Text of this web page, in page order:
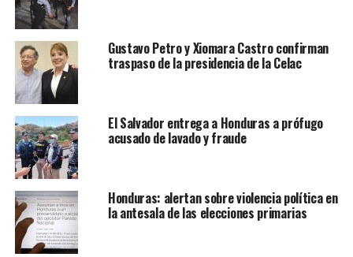
Gustavo Petro y Xiomara Castro confirman
traspaso de la presidencia de la Celac
El Salvador entrega a Honduras a prófugo
acusado de lavado y fraude
Honduras: alertan sobre violencia política en
la antesala de las elecciones primarias